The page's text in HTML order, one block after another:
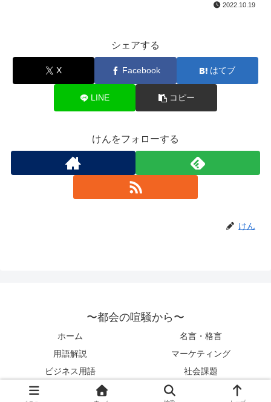
2022.10.19
シェアする
X Facebook はてブ
LINE コピー
けんをフォローする
けん
〜都会の喧騒から〜
ホーム
名言・格言
用語解説
マーケティング
ビジネス用語
社会課題
© 2022 〜都会の喧騒から〜.